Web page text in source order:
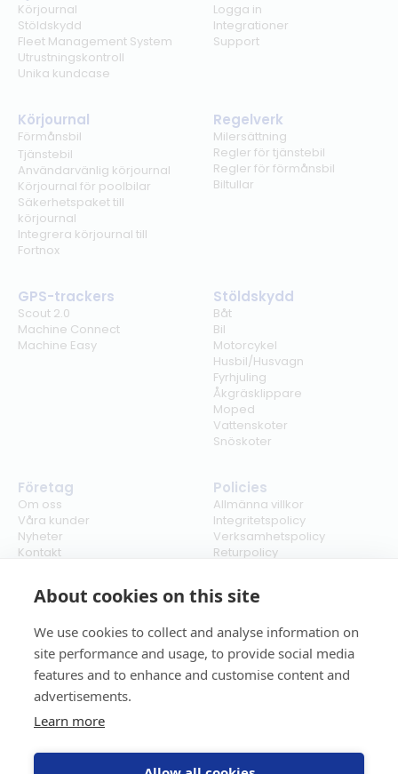
About cookies on this site
We use cookies to collect and analyse information on
site performance and usage, to provide social media
features and to enhance and customise content and
advertisements.
Learn more
Körjournal
Stöldskydd
Fleet Management System
Utrustningskontroll
Unika kundcase
Logga in
Integrationer
Support
Körjournal
Förmånsbil
Tjänstebil
Användarvänlig körjournal
Körjournal för poolbilar
Säkerhetspaket till
körjournal
Integrera körjournal till
Fortnox
Regelverk
Milersättning
Regler för tjänstebil
Regler för förmånsbil
Biltullar
GPS-trackers
Scout 2.0
Machine Connect
Machine Easy
Stöldskydd
Båt
Bil
Motorcykel
Husbil/Husvagn
Fyrhjuling
Åkgräsklippare
Moped
Vattenskoter
Snöskoter
Företag
Om oss
Våra kunder
Nyheter
Kontakt
Policies
Allmänna villkor
Integritetspolicy
Verksamhetspolicy
Returpolicy
Cookies